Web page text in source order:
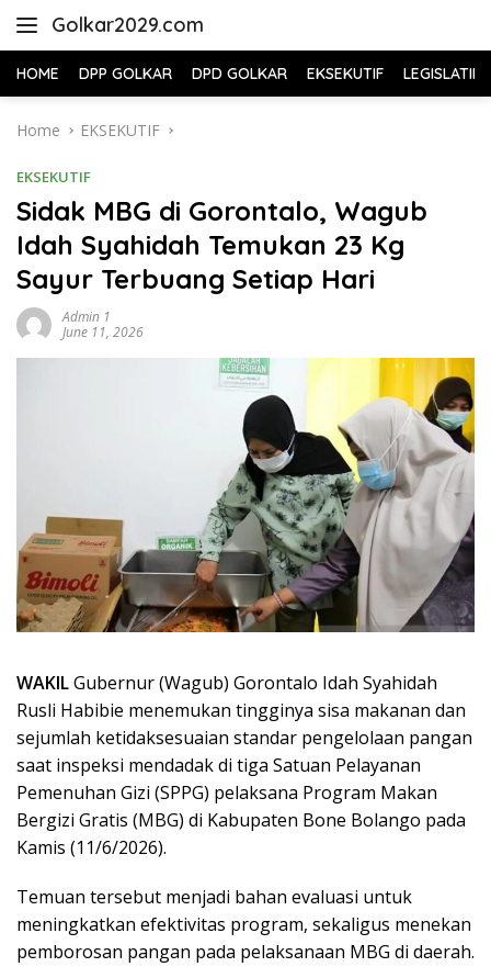
Golkar2029.com
HOME DPP GOLKAR DPD GOLKAR EKSEKUTIF LEGISLATIF
Home EKSEKUTIF
EKSEKUTIF
Sidak MBG di Gorontalo, Wagub
Idah Syahidah Temukan 23 Kg
Sayur Terbuang Setiap Hari
Admin 1
June 11, 2026
WAKILGubernur (Wagub) Gorontalo Idah Syahidah
Rusli Habibie menemukan tingginya sisa makanan dan
sejumlah ketidaksesuaian standar pengelolaan pangan
saat inspeksi mendadak di tiga Satuan Pelayanan
Pemenuhan Gizi (SPPG) pelaksana Program Makan
Bergizi Gratis (MBG) di Kabupaten Bone Bolango pada
Kamis (11/6/2026).
Temuan tersebut menjadi bahan evaluasi untuk
meningkatkan efektivitas program, sekaligus menekan
pemborosan pangan pada pelaksanaan MBG di daerah.